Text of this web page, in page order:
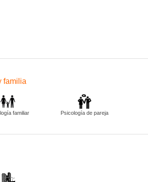
familia
familiar Psicología de pareja